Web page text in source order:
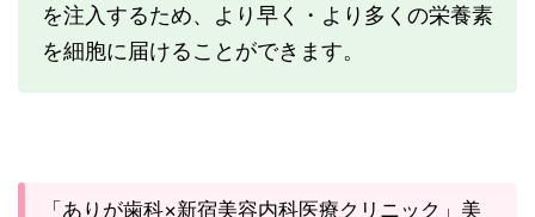
を注入するため、より早く・より多くの栄養素
を細胞に届けることができます。
「ありが歯科×新宿美容内科医療クリニック」美